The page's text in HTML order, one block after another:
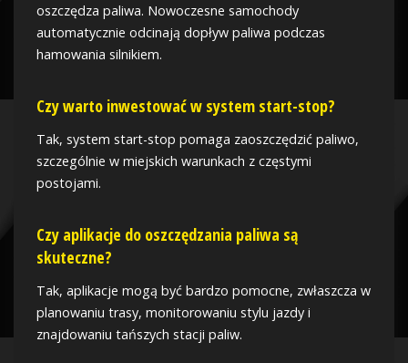
oszczędza paliwa. Nowoczesne samochody
automatycznie odcinają dopływ paliwa podczas
hamowania silnikiem.
Czy warto inwestować w system start-stop?
Tak, system start-stop pomaga zaoszczędzić paliwo,
szczególnie w miejskich warunkach z częstymi
postojami.
Czy aplikacje do oszczędzania paliwa są
skuteczne?
Tak, aplikacje mogą być bardzo pomocne, zwłaszcza w
planowaniu trasy, monitorowaniu stylu jazdy i
znajdowaniu tańszych stacji paliw.